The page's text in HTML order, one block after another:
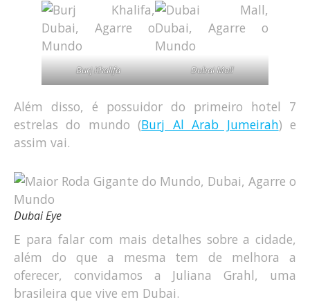
Burj Khalifa Dubai Mall
Além disso, é possuidor do primeiro hotel 7
estrelas do mundo (Burj Al Arab Jumeirah) e
assim vai.
Dubai Eye
E para falar com mais detalhes sobre a cidade,
além do que a mesma tem de melhora a
oferecer, convidamos a Juliana Grahl, uma
brasileira que vive em Dubai.